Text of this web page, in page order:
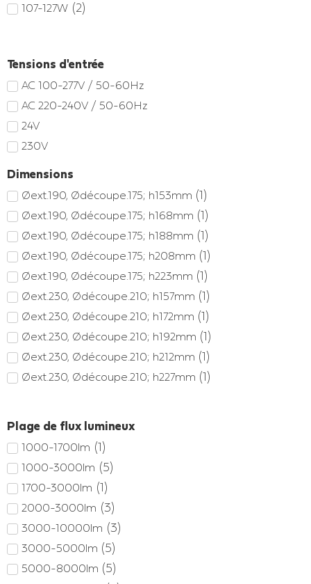
107-127W (2)
Tensions d'entrée
AC 100-277V / 50-60Hz
AC 220-240V / 50-60Hz
24V
230V
Dimensions
Øext.190, Ødécoupe.175; h153mm (1)
Øext.190, Ødécoupe.175; h168mm (1)
Øext.190, Ødécoupe.175; h188mm (1)
Øext.190, Ødécoupe.175; h208mm (1)
Øext.190, Ødécoupe.175; h223mm (1)
Øext.230, Ødécoupe.210; h157mm (1)
Øext.230, Ødécoupe.210; h172mm (1)
Øext.230, Ødécoupe.210; h192mm (1)
Øext.230, Ødécoupe.210; h212mm (1)
Øext.230, Ødécoupe.210; h227mm (1)
Øext.280, Ødécoupe.240; h203mm
Øext.280, Ødécoupe.240; h223mm
Øext.280, Ødécoupe.240; h243mm
Øext.280, Ødécoupe.240; h258mm
Øext.280, Ødécoupe.240; h298mm
Øext.290; h103mm
Øext.350; h105mm
Plage de flux lumineux
1000-1700lm (1)
1000-3000lm (5)
1700-3000lm (1)
2000-3000lm (3)
3000-10000lm (3)
3000-5000lm (5)
5000-8000lm (5)